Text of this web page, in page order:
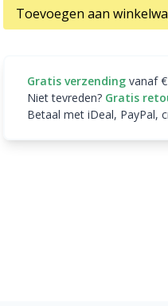
Toevoegen aan
Gratis verzending vanaf
Niet tevreden? Gratis
Betaal met iDeal, PayPal,